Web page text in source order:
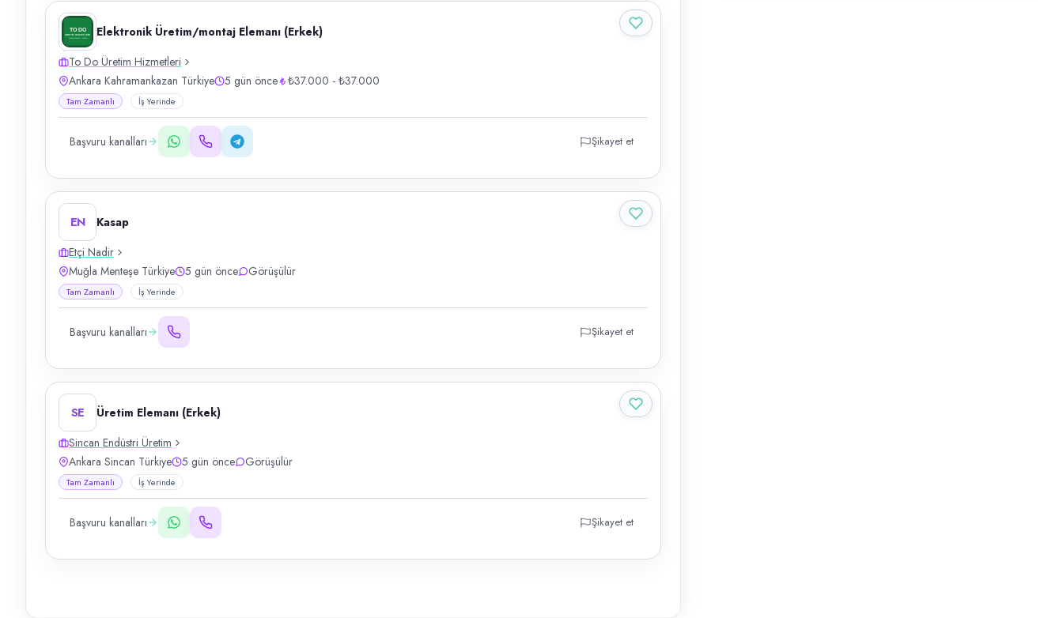
Elektronik Üretim/montaj Elemanı (Erkek)
To Do Üretim Hizmetleri
Ankara Kahramankazan Türkiye
5 gün önce ₺37.000 - ₺37.000
Tam Zamanlı İş Yerinde
Başvuru kanalları Şikayet et
EN
Kasap
Etçi Nadir
Muğla Menteşe Türkiye
5 gün önce Görüşülür
Tam Zamanlı İş Yerinde
Başvuru kanalları Şikayet et
SE
Üretim Elemanı (Erkek)
Sincan Endüstri Üretim
Ankara Sincan Türkiye
5 gün önce Görüşülür
Tam Zamanlı İş Yerinde
Başvuru kanalları Şikayet et